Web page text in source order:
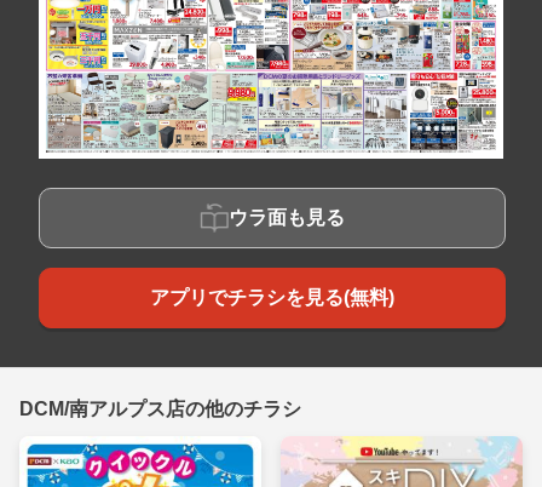
ウラ面も見る
アプリでチラシを見る(無料)
DCM/南アルプス店の他のチラシ